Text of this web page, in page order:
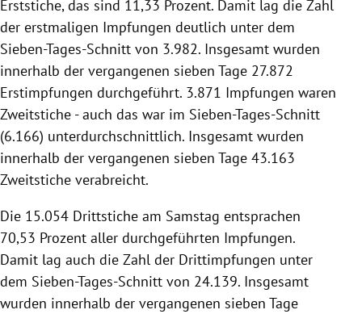
Erststiche, das sind 11,33 Prozent. Damit lag die Zahl
der erstmaligen Impfungen deutlich unter dem
Sieben-Tages-Schnitt von 3.982. Insgesamt wurden
innerhalb der vergangenen sieben Tage 27.872
Erstimpfungen durchgeführt. 3.871 Impfungen waren
Zweitstiche - auch das war im Sieben-Tages-Schnitt
(6.166) unterdurchschnittlich. Insgesamt wurden
innerhalb der vergangenen sieben Tage 43.163
Zweitstiche verabreicht.
Die 15.054 Drittstiche am Samstag entsprachen
70,53 Prozent aller durchgeführten Impfungen.
Damit lag auch die Zahl der Drittimpfungen unter
dem Sieben-Tages-Schnitt von 24.139. Insgesamt
wurden innerhalb der vergangenen sieben Tage